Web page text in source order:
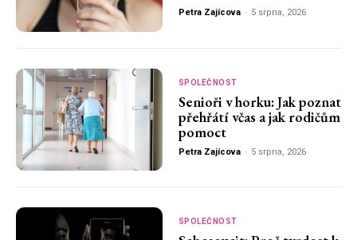
Petra Zajícova - 5 srpna, 2026
SPOLEČNOST
Senioři v horku: Jak poznat
přehřátí včas a jak rodičům
pomoct
Petra Zajícova - 5 srpna, 2026
SPOLEČNOST